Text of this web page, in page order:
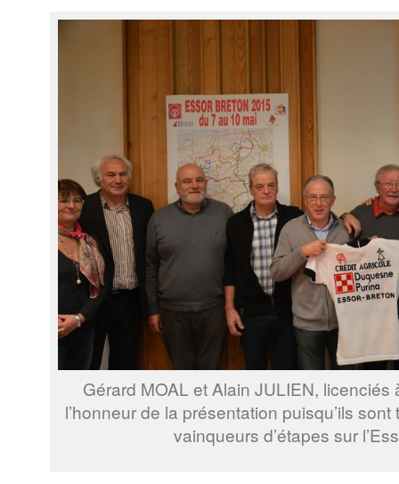
Gérard MOAL et Alain JULIEN, licenciés
l’honneur de la présentation puisqu’ils
vainqueurs d’étapes sur